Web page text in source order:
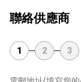
聯絡供應商
1 2 3